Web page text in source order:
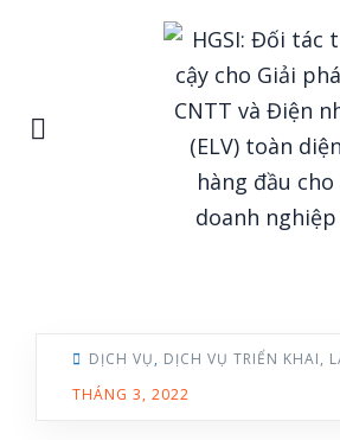
Dịch vụ
Tin Tức
DỊCH VỤ, DỊCH VỤ TRIỂN KHAI,
THÁNG 3, 2022